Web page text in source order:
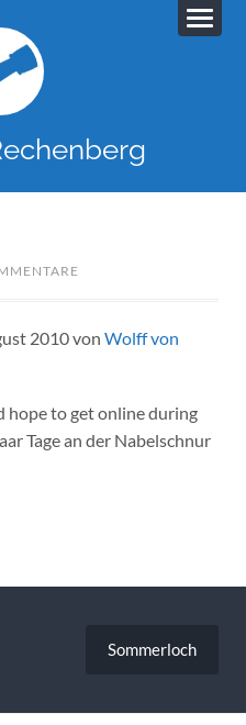
2010 von Wolff von
hope to get online during
Tage an der Nabelschnur
Sommerloch